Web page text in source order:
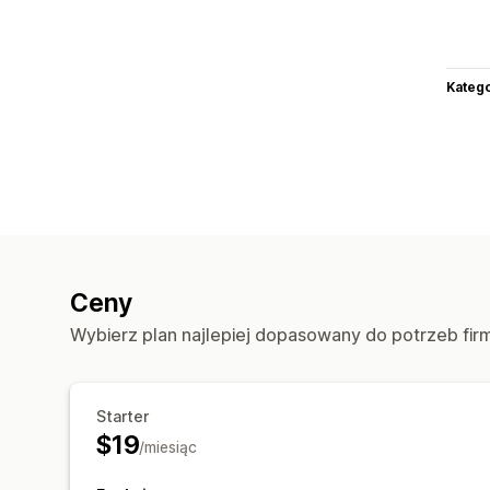
Ceny
Wybierz plan najlepiej dopasowany do potrzeb
Starter
$19/miesiąc